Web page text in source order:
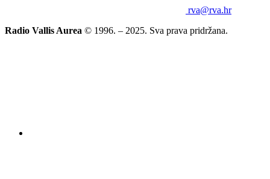
rva@rva.hr
Radio Vallis Aurea © 1996. – 2025. Sva prava pridržana.